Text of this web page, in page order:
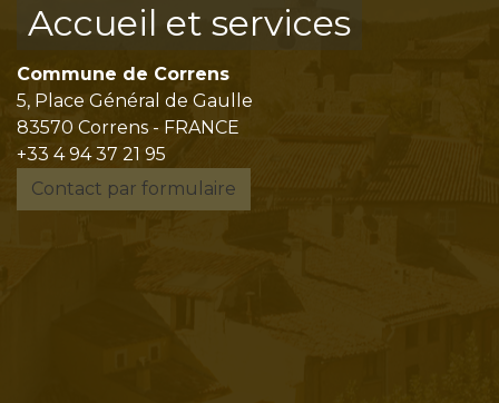
Accueil et services
Commune de Correns
5, Place Général de Gaulle
83570 Correns - FRANCE
+33 4 94 37 21 95
Contact par formulaire